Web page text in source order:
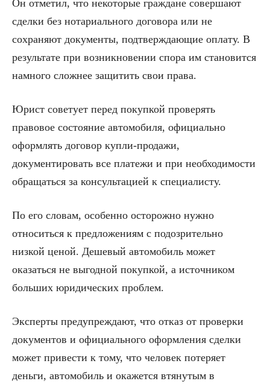
Он отметил, что некоторые граждане совершают
сделки без нотариального договора или не
сохраняют документы, подтверждающие оплату. В
результате при возникновении спора им становится
намного сложнее защитить свои права.
Юрист советует перед покупкой проверять
правовое состояние автомобиля, официально
оформлять договор купли-продажи,
документировать все платежи и при необходимости
обращаться за консультацией к специалисту.
По его словам, особенно осторожно нужно
относиться к предложениям с подозрительно
низкой ценой. Дешевый автомобиль может
оказаться не выгодной покупкой, а источником
больших юридических проблем.
Эксперты предупреждают, что отказ от проверки
документов и официального оформления сделки
может привести к тому, что человек потеряет
деньги, автомобиль и окажется втянутым в